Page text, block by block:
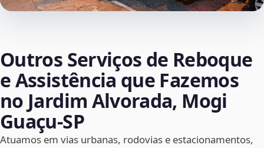
Outros Serviços de Reboque
e Assistência que Fazemos
no Jardim Alvorada, Mogi
Guaçu‑SP
Atuamos em vias urbanas, rodovias e estacionamentos,